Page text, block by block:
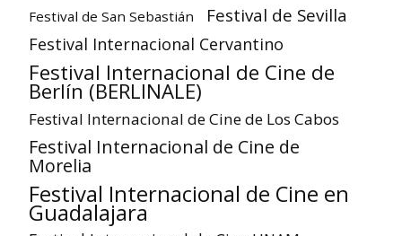
Festival de San Sebastián Festival de Sevilla
Festival Internacional Cervantino
Festival Internacional de Cine de
Berlín (BERLINALE)
Festival Internacional de Cine de Los Cabos
Festival Internacional de Cine de
Morelia
Festival Internacional de Cine en
Guadalajara